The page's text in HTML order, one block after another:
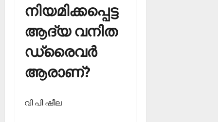
നിയമിക്കപ്പെട്ട
ആദ്യ വനിത
ഡ്രൈവര്‍
ആരാണ്?
വി പി ഷീല